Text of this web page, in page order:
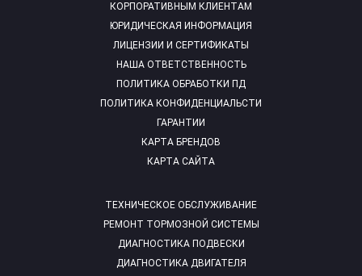
ТЕХНИЧЕСКОЕ ОБСЛУЖИВАНИЕ
РЕМОНТ ТОРМОЗНОЙ СИСТЕМЫ
ДИАГНОСТИКА ПОДВЕСКИ
ДИАГНОСТИКА ДВИГАТЕЛЯ
КОРПОРАТИВНЫМ КЛИЕНТАМ
ЮРИДИЧЕСКАЯ ИНФОРМАЦИЯ
ЛИЦЕНЗИИ И СЕРТИФИКАТЫ
НАША ОТВЕТСТВЕННОСТЬ
ПОЛИТИКА ОБРАБОТКИ ПД
ПОЛИТИКА КОНФИДЕНЦИАЛЬСТИ
ГАРАНТИИ
КАРТА БРЕНДОВ
КАРТА САЙТА